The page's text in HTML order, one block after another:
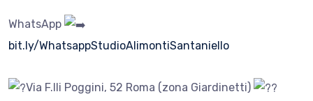
WhatsApp
bit.ly/WhatsappStudioAlimontiSantaniello
Via F.lli Poggini, 52 Roma (zona Giardinetti)